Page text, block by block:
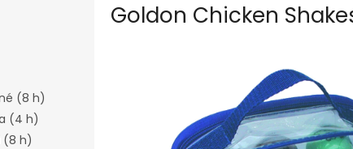
(8 h)
(4 h)
(8 h)
Goldon Chicken